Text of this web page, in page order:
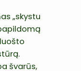
„skystu
švarūs,